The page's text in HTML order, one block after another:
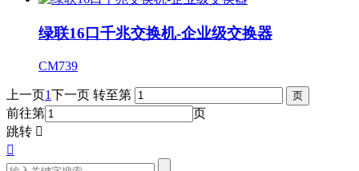
绿联16口千兆交换机-企业级交换器
CM739
上一页1下一页 转至第
前往第
页
跳转 
